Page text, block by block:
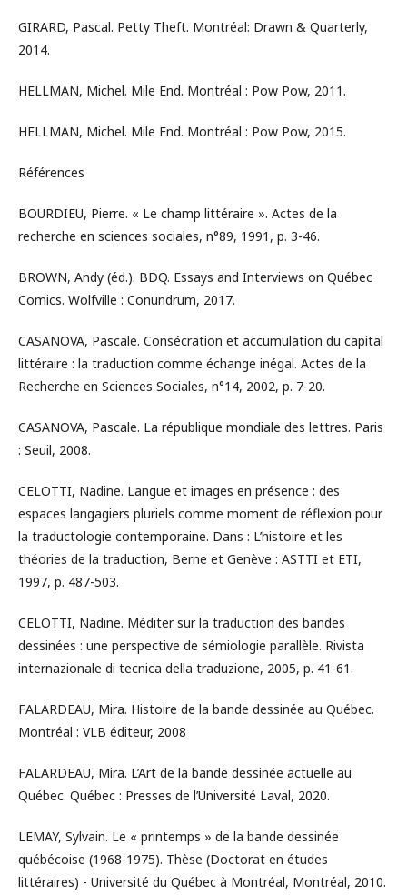
GIRARD, Pascal. Petty Theft. Montréal: Drawn & Quarterly,
2014.
HELLMAN, Michel. Mile End. Montréal : Pow Pow, 2011.
HELLMAN, Michel. Mile End. Montréal : Pow Pow, 2015.
Références
BOURDIEU, Pierre. « Le champ littéraire ». Actes de la
recherche en sciences sociales, n°89, 1991, p. 3-46.
BROWN, Andy (éd.). BDQ. Essays and Interviews on Québec
Comics. Wolfville : Conundrum, 2017.
CASANOVA, Pascale. Consécration et accumulation du capital
littéraire : la traduction comme échange inégal. Actes de la
Recherche en Sciences Sociales, n°14, 2002, p. 7-20.
CASANOVA, Pascale. La république mondiale des lettres. Paris
: Seuil, 2008.
CELOTTI, Nadine. Langue et images en présence : des
espaces langagiers pluriels comme moment de réflexion pour
la traductologie contemporaine. Dans : L’histoire et les
théories de la traduction, Berne et Genève : ASTTI et ETI,
1997, p. 487-503.
CELOTTI, Nadine. Méditer sur la traduction des bandes
dessinées : une perspective de sémiologie parallèle. Rivista
internazionale di tecnica della traduzione, 2005, p. 41-61.
FALARDEAU, Mira. Histoire de la bande dessinée au Québec.
Montréal : VLB éditeur, 2008
FALARDEAU, Mira. L’Art de la bande dessinée actuelle au
Québec. Québec : Presses de l’Université Laval, 2020.
LEMAY, Sylvain. Le « printemps » de la bande dessinée
québécoise (1968-1975). Thèse (Doctorat en études
littéraires) - Université du Québec à Montréal, Montréal, 2010.